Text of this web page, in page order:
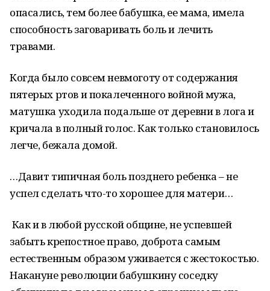
опасались, тем более бабушка, ее мама, имела
способность заговаривать боль и лечить
травами.
Когда было совсем невмоготу от содержания
пятерых ртов и покалеченного войной мужа,
матушка уходила подальше от деревни в лога и
кричала в полный голос. Как только становилось
легче, бежала домой.
…Давит типичная боль позднего ребенка – не
успел сделать что-то хорошее для матери…
Как и в любой русской общине, не успевшей
забыть крепостное право, доброта самым
естественным образом уживается с жестокостью.
Накануне революции бабушкину соседку